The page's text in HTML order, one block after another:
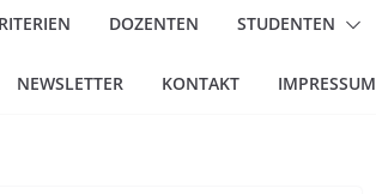
DOZENTEN STUDENTEN
NEWSLETTER KONTAKT IMPRESSUM